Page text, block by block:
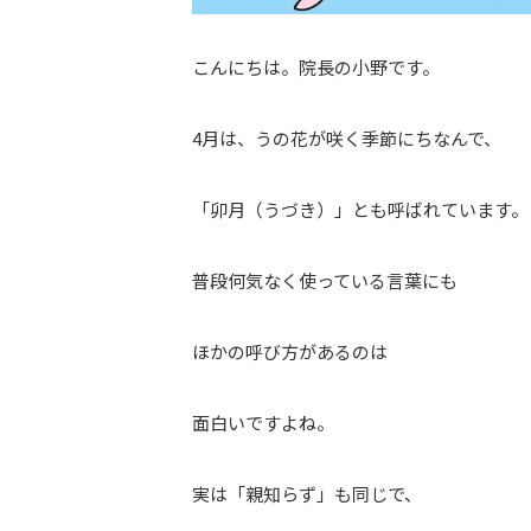
こんにちは。院長の小野です。
4月は、うの花が咲く季節にちなんで、
「卯月（うづき）」とも呼ばれています。
普段何気なく使っている言葉にも
ほかの呼び方があるのは
面白いですよね。
実は「親知らず」も同じで、